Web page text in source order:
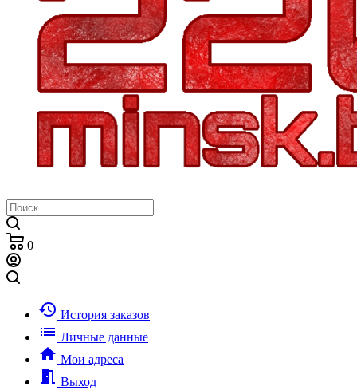
0
history История заказов
list Личные данные
home Мои адреса
meeting_room Выход